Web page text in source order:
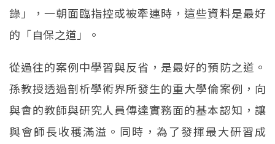
錄」，一朝面臨指控或被牽連時，這些資料是最好
的「自保之道」。
從過往的案例中學習與反省，是最好的預防之道。
孫教授透過剖析學術界所發生的重大學倫案例，向
與會的教師與研究人員傳達實務面的基本認知，讓
與會師長收穫滿溢。同時，為了發揮最大研習成